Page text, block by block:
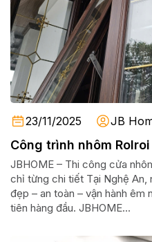
23/11/2025 JB
Công trình nhôm
JBHOME – Thi công cửa
chỉ từng chi tiết Tại Nghệ An,
đẹp – an toàn – vận hành êm
tiên hàng đầu. JBHOME...